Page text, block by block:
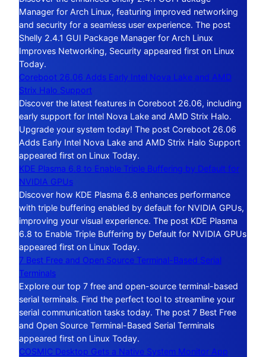
Manager for Arch Linux, featuring improved networking
and security for a seamless user experience. The post
Shelly 2.4.1 GUI Package Manager for Arch Linux
Improves Networking, Security appeared first on Linux
Today.
Coreboot 26.06 Adds Early Intel Nova Lake and AMD
Strix Halo Support
Discover the latest features in Coreboot 26.06, including
early support for Intel Nova Lake and AMD Strix Halo.
Upgrade your system today! The post Coreboot 26.06
Adds Early Intel Nova Lake and AMD Strix Halo Support
appeared first on Linux Today.
KDE Plasma 6.8 to Enable Triple Buffering by Default for
NVIDIA GPUs
Discover how KDE Plasma 6.8 enhances performance
with triple buffering enabled by default for NVIDIA GPUs,
improving your visual experience. The post KDE Plasma
6.8 to Enable Triple Buffering by Default for NVIDIA GPUs
appeared first on Linux Today.
7 Best Free and Open Source Terminal-Based Serial
Terminals
Explore our top 7 free and open-source terminal-based
serial terminals. Find the perfect tool to streamline your
serial communication tasks today. The post 7 Best Free
and Open Source Terminal-Based Serial Terminals
appeared first on Linux Today.
COSMIC Desktop Gets a Native System Monitor App